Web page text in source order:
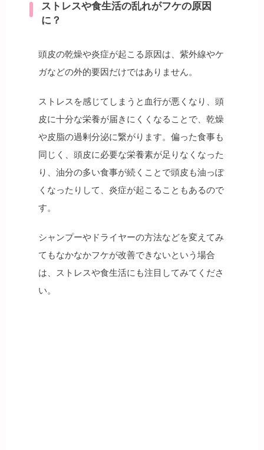
ストレスや食生活の乱れがフケの原因
に？
頭皮の乾燥や炎症が起こる原因は、紫外線やケ
ガなどの外的要因だけではありません。
ストレスを感じてしまうと血行が悪くなり、頭
皮に十分な栄養が届きにくくなることで、乾燥
や皮脂の過剰分泌に繋がります。偏った食事も
同じく、頭皮に必要な栄養素が足りなくなった
り、油分の多い食事が続くことで頭皮も油っぽ
くなったりして、炎症が起こることもあるので
す。
シャンプーやドライヤーの方法などを変えてみ
てもなかなかフケが改善できないという場合
は、ストレスや食生活にも注目してみてくださ
い。